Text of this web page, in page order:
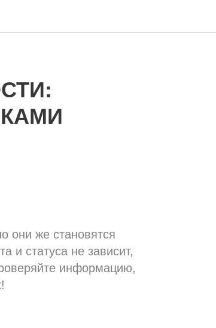
они же становятся
и статуса не зависит,
информацию,